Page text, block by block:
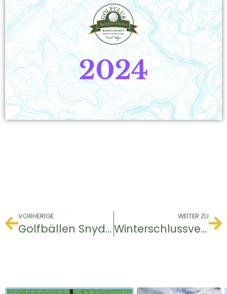
VORHERIGE
Golfbällen Snyder
WEITER ZU
Winterschlussverkaufs